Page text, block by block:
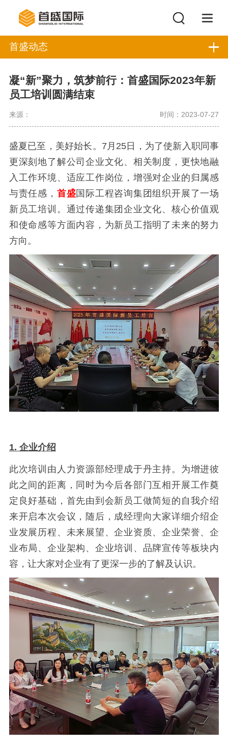
首盛动态
凝“新”聚力，筑梦前行：首盛国际2023年新
员工培训圆满结束
来源： 时间：2023-07-27
盛夏已至，美好始长。7月25日，为了使新入职同事
更深刻地了解公司企业文化、相关制度，更快地融
入工作环境、适应工作岗位，增强对企业的归属感
与责任感， 首盛国际工程咨询集团组织开展了一场
新员工培训。通过传递集团企业文化、核心价值观
和使命感等方面内容，为新员工指明了未来的努力
方向。
1. 企业介绍
此次培训由人力资源部经理成于丹主持。为增进彼
此之间的距离，同时为今后各部门互相开展工作奠
定良好基础，首先由到会新员工做简短的自我介绍
来开启本次会议，随后，成经理向大家详细介绍企
业发展历程、未来展望、企业资质、企业荣誉、企
业布局、企业架构、企业培训、品牌宣传等板块内
容，让大家对企业有了更深一步的了解及认识。